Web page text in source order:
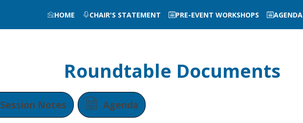
HOME CHAIR'S STATEMENT PRE-EVENT WORKSHOPS AGENDA
Roundtable Documents
Session Notes Agenda